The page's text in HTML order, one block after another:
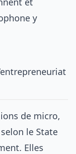
y
de micro,
le State
Elles